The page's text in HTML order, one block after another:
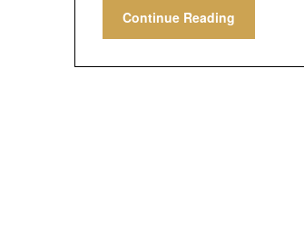
Continue Reading